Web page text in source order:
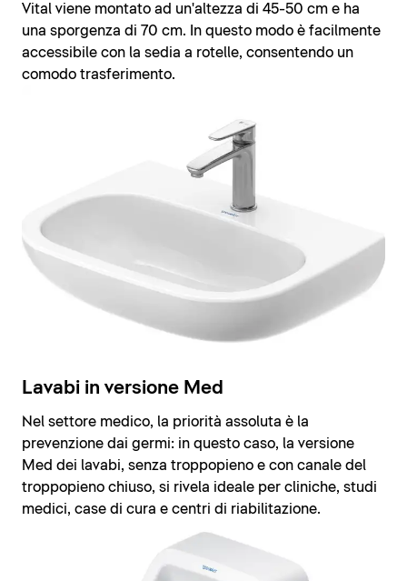
Vital viene montato ad un'altezza di 45-50 cm e ha
una sporgenza di 70 cm. In questo modo è facilmente
accessibile con la sedia a rotelle, consentendo un
comodo trasferimento.
Lavabi in versione Med
Nel settore medico, la priorità assoluta è la
prevenzione dai germi: in questo caso, la versione
Med dei lavabi, senza troppopieno e con canale del
troppopieno chiuso, si rivela ideale per cliniche, studi
medici, case di cura e centri di riabilitazione.